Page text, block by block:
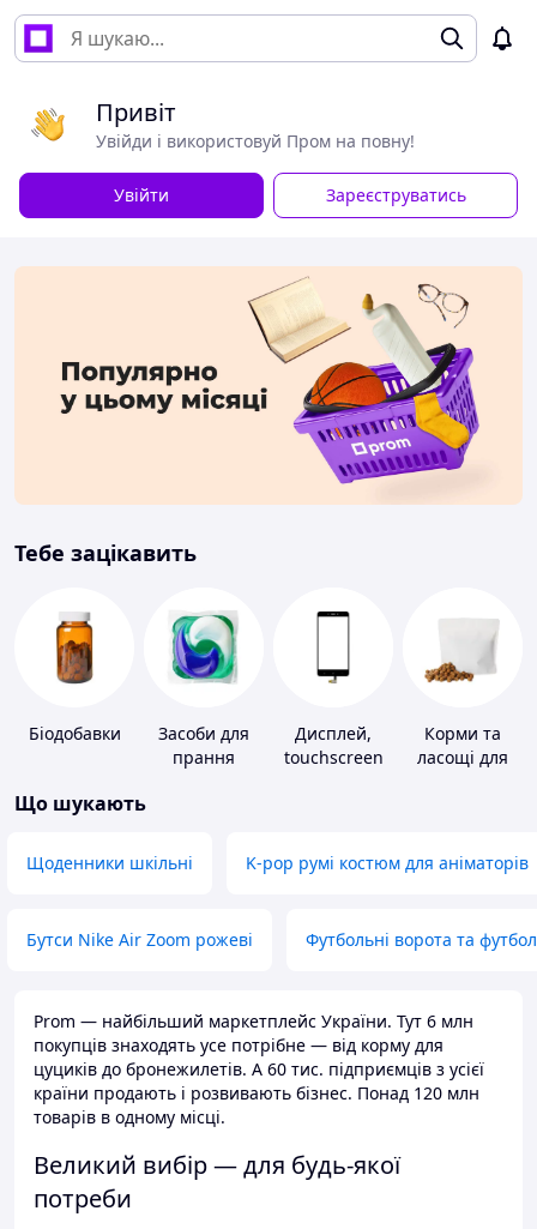
Привіт
Увійди і використовуй Пром на повну!
Увійти Зареєструватись
Тебе зацікавить
Біодобавки
Засоби для
прання
Дисплей,
touchscreen
Корми та
ласощі для
Що шукають
Щоденники шкільні K-pop румі костюм для аніматорів
Бутси Nike Air Zoom рожеві Футбольні ворота та
Prom — найбільший маркетплейс України. Тут 6 млн
покупців знаходять усе потрібне — від корму для
цуциків до бронежилетів. А 60 тис. підприємців з усієї
країни продають і розвивають бізнес. Понад 120 млн
товарів в одному місці.
Великий вибір — для будь-якої
потреби